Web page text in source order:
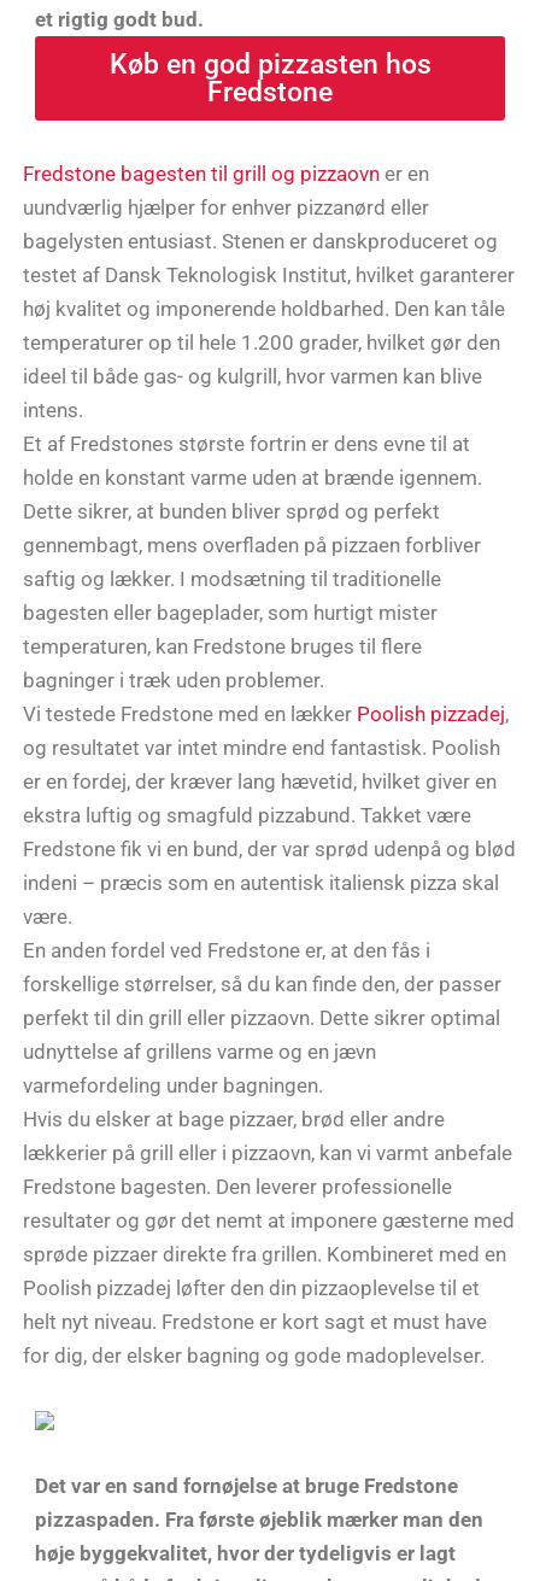
et rigtig godt bud.
Køb en god pizzasten hos
Fredstone
Fredstone bagesten til grill og pizzaovn er en
uundværlig hjælper for enhver pizzanørd eller
bagelysten entusiast. Stenen er danskproduceret og
testet af Dansk Teknologisk Institut, hvilket garanterer
høj kvalitet og imponerende holdbarhed. Den kan tåle
temperaturer op til hele 1.200 grader, hvilket gør den
ideel til både gas- og kulgrill, hvor varmen kan blive
intens.
Et af Fredstones største fortrin er dens evne til at
holde en konstant varme uden at brænde igennem.
Dette sikrer, at bunden bliver sprød og perfekt
gennembagt, mens overfladen på pizzaen forbliver
saftig og lækker. I modsætning til traditionelle
bagesten eller bageplader, som hurtigt mister
temperaturen, kan Fredstone bruges til flere
bagninger i træk uden problemer.
Vi testede Fredstone med en lækker Poolish pizzadej,
og resultatet var intet mindre end fantastisk. Poolish
er en fordej, der kræver lang hævetid, hvilket giver en
ekstra luftig og smagfuld pizzabund. Takket være
Fredstone fik vi en bund, der var sprød udenpå og blød
indeni – præcis som en autentisk italiensk pizza skal
være.
En anden fordel ved Fredstone er, at den fås i
forskellige størrelser, så du kan finde den, der passer
perfekt til din grill eller pizzaovn. Dette sikrer optimal
udnyttelse af grillens varme og en jævn
varmefordeling under bagningen.
Hvis du elsker at bage pizzaer, brød eller andre
lækkerier på grill eller i pizzaovn, kan vi varmt anbefale
Fredstone bagesten. Den leverer professionelle
resultater og gør det nemt at imponere gæsterne med
sprøde pizzaer direkte fra grillen. Kombineret med en
Poolish pizzadej løfter den din pizzaoplevelse til et
helt nyt niveau. Fredstone er kort sagt et must have
for dig, der elsker bagning og gode madoplevelser.
Det var en sand fornøjelse at bruge Fredstone
pizzaspaden. Fra første øjeblik mærker man den
høje byggekvalitet, hvor der tydeligvis er lagt